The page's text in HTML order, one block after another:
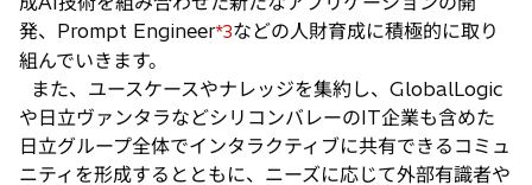
発、Prompt Engineer*3などの人財育成に積極的に取り
組んでいきます。
また、ユースケースやナレッジを集約し、GlobalLogic
や日立ヴァンタラなどシリコンバレーのIT企業も含めた
日立グループ全体でインタラクティブに共有できるコミュ
ニティを形成するとともに、ニーズに応じて外部有識者や